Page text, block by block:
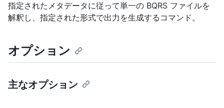
指定されたメタデータに従って単一の BQRS ファイルを
解釈し、指定された形式で出力を生成するコマンド。
オプション
主なオプション